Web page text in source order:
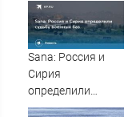
Sana: Россия и
Сирия
определили
судьбу военных